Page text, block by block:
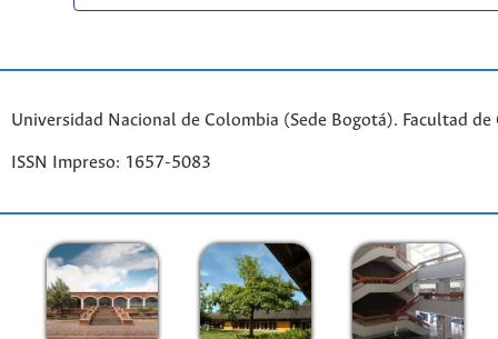
Universidad Nacional de Colombia (Sede Bogotá). Facultad de
ISSN Impreso: 1657-5083